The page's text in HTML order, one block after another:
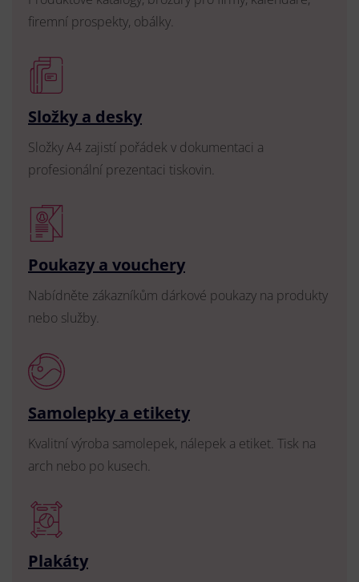
firemní prospekty, obálky.
Složky a desky
Složky A4 zajistí pořádek v dokumentaci a
profesionální prezentaci tiskovin.
Poukazy a vouchery
Nabídněte zákazníkům dárkové poukazy na produkty
nebo služby.
Samolepky a etikety
Kvalitní výroba samolepek, nálepek a etiket. Tisk na
arch nebo po kusech.
Plakáty